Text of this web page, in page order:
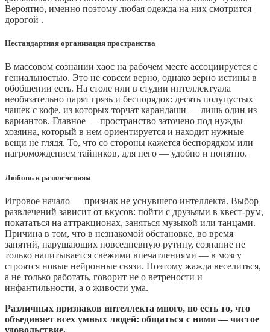
Вероятно, именно поэтому любая одежда на них смотрится
дорогой .
Нестандартная организация пространства
В массовом сознании хаос на рабочем месте ассоциируется с
гениальностью. Это не совсем верно, однако зерно истины в
обобщении есть. На столе или в студии интеллектуала
необязательно царят грязь и беспорядок: десять полупустых
чашек с кофе, из которых торчат карандаши — лишь один из
вариантов. Главное — пространство заточено под нужды
хозяина, который в нем ориентируется и находит нужные
вещи не глядя. То, что со стороны кажется беспорядком или
нагромождением тайников, для него — удобно и понятно.
Любовь к развлечениям
Игровое начало — признак не уснувшего интеллекта. Выбор
развлечений зависит от вкусов: пойти с друзьями в квест-рум,
покататься на аттракционах, заняться музыкой или танцами.
Причина в том, что в незнакомой обстановке, во время
занятий, нарушающих повседневную рутину, сознание не
только напитывается свежими впечатлениями — в мозгу
строятся новые нейронные связи. Поэтому жажда веселиться,
а не только работать, говорит не о ветрености и
инфантильности, а о живости ума.
Различных признаков интеллекта много, но есть то, что
объединяет всех умных людей: общаться с ними — чистое
удовольствие.